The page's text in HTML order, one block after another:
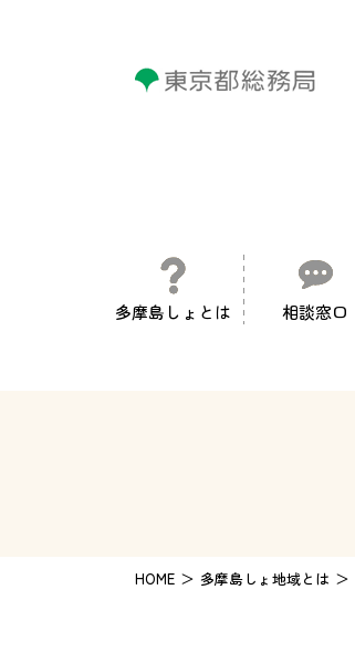
多摩島しょとは 相談窓口
HOME 多摩島しょ地域とは